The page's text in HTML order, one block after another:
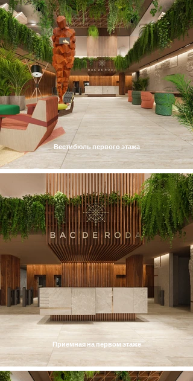
Вестибюль первого этажа
Приемная на первом этаже